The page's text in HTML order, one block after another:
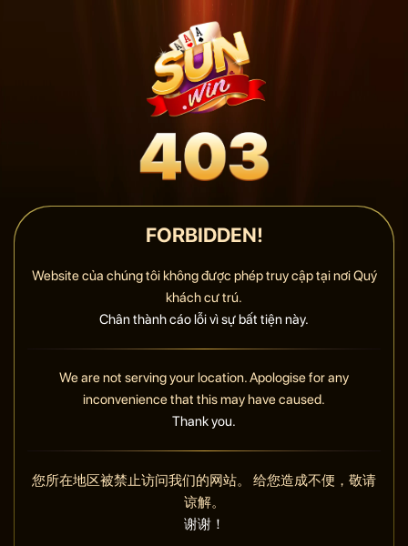
FORBIDDEN!
Website của chúng tôi không được phép truy cập tại nơi Quý
khách cư trú.
Chân thành cáo lỗi vì sự bất tiện này.
We are not serving your location. Apologise for any
inconvenience that this may have caused.
Thank you.
您所在地区被禁止访问我们的网站。 给您造成不便，敬请
谅解。
谢谢！